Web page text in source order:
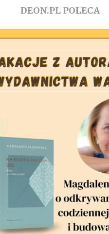
DEON.PL POLECA